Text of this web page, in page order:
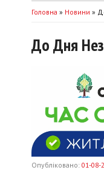
Головна » Новини »
До Дня
Опубліковано: 01-08-